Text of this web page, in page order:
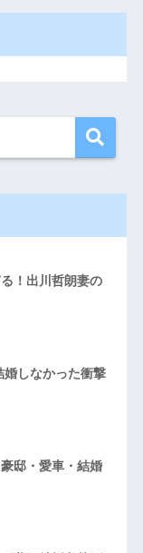
！出川哲朗妻の
しなかった衝撃
邸・愛車・結婚